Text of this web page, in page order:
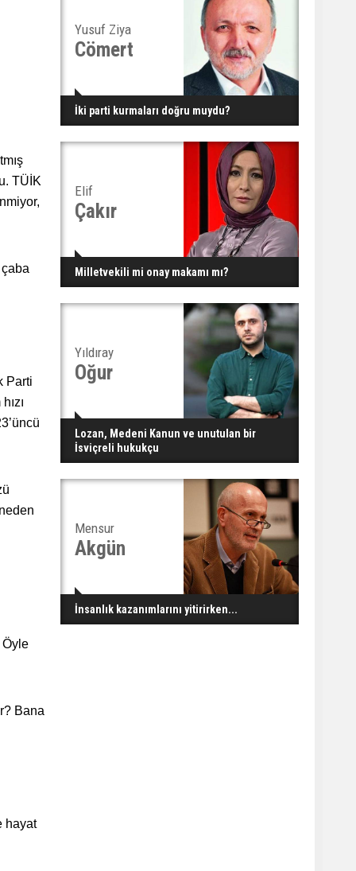
TÜİK
Parti
Öyle
Bana
hayat
Yusuf Ziya
Cömert
İki parti kurmaları doğru muydu?
Elif
Çakır
Milletvekili mi onay makamı mı?
Yıldıray
Oğur
Lozan, Medeni Kanun ve unutulan bir
İsviçreli hukukçu
Mensur
Akgün
İnsanlık kazanımlarını yitirirken...